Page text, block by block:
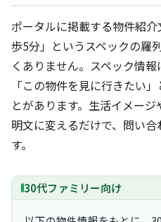
ポータルに掲載する物件紹
歩5分」というスペックの羅
くありません。スペック情
「この物件を見に行きたい
とがあります。生活イメー
明文に変えるだけで、問い
す。
30代ファミリー向け